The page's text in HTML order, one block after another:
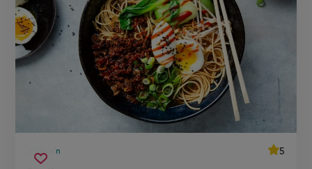
voorbereidingstijd
30 min
average
5
Sla
snelle